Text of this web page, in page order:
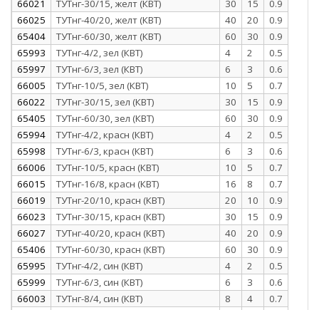
66021
ТУТнг-30/15, желт (КВТ) 30 15
0.9
66025
ТУТнг-40/20, желт (КВТ) 40 20
0.9
65404
ТУТнг-60/30, желт (КВТ) 60 30
0.9
65993
ТУТнг-4/2, зел (КВТ) 4 2
0.5
65997
ТУТнг-6/3, зел (КВТ) 6 3
0.6
66005
ТУТнг-10/5, зел (КВТ) 10 5
0.7
66022
ТУТнг-30/15, зел (КВТ) 30 15
0.9
65405
ТУТнг-60/30, зел (КВТ) 60 30
0.9
65994
ТУТнг-4/2, красн (КВТ) 4 2
0.5
65998
ТУТнг-6/3, красн (КВТ) 6 3
0.6
66006
ТУТнг-10/5, красн (КВТ) 10 5
0.7
66015
ТУТнг-16/8, красн (КВТ) 16 8
0.7
66019
ТУТнг-20/10, красн (КВТ) 20 10
0.9
66023
ТУТнг-30/15, красн (КВТ) 30 15
0.9
66027
ТУТнг-40/20, красн (КВТ) 40 20
0.9
65406
ТУТнг-60/30, красн (КВТ) 60 30
0.9
65995
ТУТнг-4/2, син (КВТ) 4 2
0.5
65999
ТУТнг-6/3, син (КВТ) 6 3
0.6
66003
ТУТнг-8/4, син (КВТ) 8 4
0.7